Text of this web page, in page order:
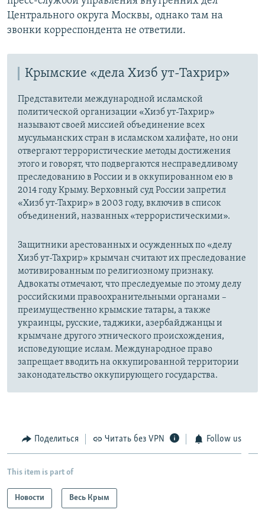
Центрального округа Москвы, однако там на
звонки корреспондента не ответили.
Крымские «дела Хизб ут-Тахрир»
Представители международной исламской
политической организации «Хизб ут-Тахрир»
называют своей миссией объединение всех
мусульманских стран в исламском халифате, но они
отвергают террористические методы достижения
этого и говорят, что подвергаются несправедливому
преследованию в России и в оккупированном ею в
2014 году Крыму. Верховный суд России запретил
«Хизб ут-Тахрир» в 2003 году, включив в список
объединений, названных «террористическими».
Защитники арестованных и осужденных по «делу
Хизб ут-Тахрир» крымчан считают их преследование
мотивированным по религиозному признаку.
Адвокаты отмечают, что преследуемые по этому делу
российскими правоохранительными органами –
преимущественно крымские татары, а также
украинцы, русские, таджики, азербайджанцы и
крымчане другого этнического происхождения,
исповедующие ислам. Международное право
запрещает вводить на оккупированной территории
законодательство оккупирующего государства.
Поделиться Читать без VPN Follow us
This item is part of
Новости Весь Крым